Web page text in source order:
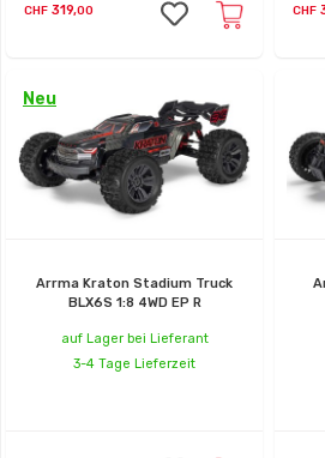
CHF 319,00 CHF
Neu
Arrma Kraton Stadium Truck
BLX6S 1:8 4WD EP R
auf Lager bei Lieferant
3-4 Tage Lieferzeit